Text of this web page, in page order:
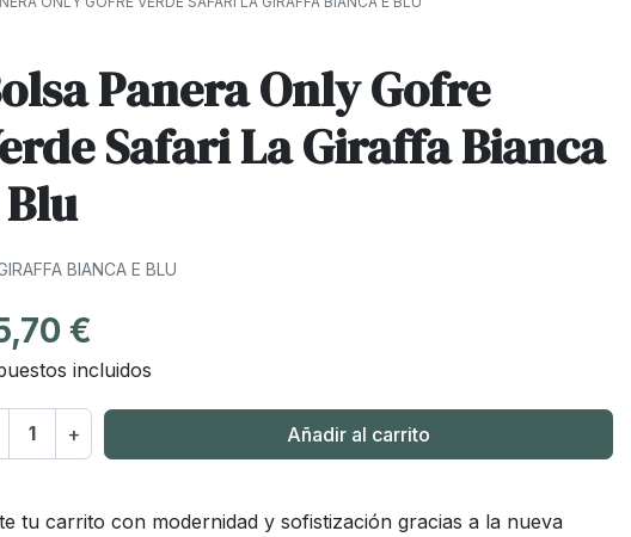
Panera Only Gofre
Safari La Giraffa Bianca
BIANCA E BLU
€
incluidos
+ Añadir al carrito
tu carrito con modernidad y sofistización gracias a la nueva